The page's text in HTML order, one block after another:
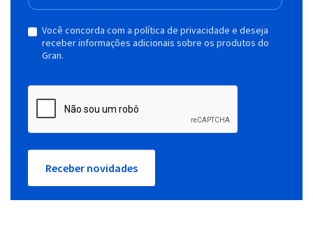
Você concorda com a política de privacidade e deseja
receber informações adicionais sobre os produtos do
Gran.
Receber novidades